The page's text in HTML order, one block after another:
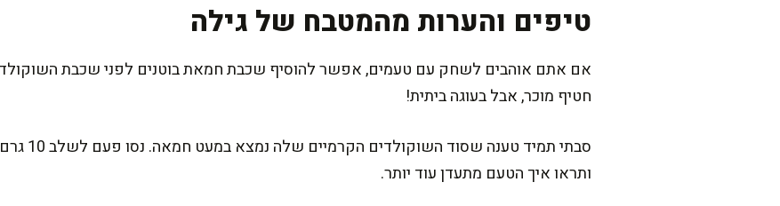
טיפים והערות מהמטבח של גילה
אם אתם אוהבים לשחק עם טעמים, אפשר להוסיף שכבת חמאת בוטנים לפני שכבת
חטיף מוכר, אבל בעוגה ביתית!
סבתי
ותראו איך הטעם מתעדן עוד יותר.